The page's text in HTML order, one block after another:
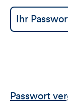
Passwort